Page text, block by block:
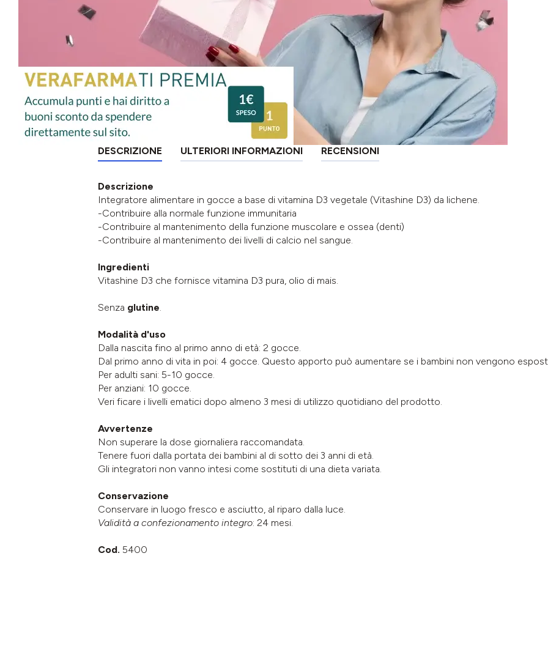
DESCRIZIONE ULTERIORI INFORMAZIONI RECENSIONI
Descrizione
Integratore alimentare in gocce a base di vitamina D3 vegetale (Vitashine D3) da lichene.
-Contribuire alla normale funzione immunitaria
-Contribuire al mantenimento della funzione muscolare e ossea (denti)
-Contribuire al mantenimento dei livelli di calcio nel sangue.
Ingredienti
Vitashine D3 che fornisce vitamina D3 pura, olio di mais.
Senza glutine.
Modalità d'uso
Dalla nascita fino al primo anno di età: 2 gocce.
Dal primo anno di vita in poi: 4 gocce. Questo apporto può aumentare se i bambini non vengono
Per adulti sani: 5-10 gocce.
Per anziani: 10 gocce.
Veri ficare i livelli ematici dopo almeno 3 mesi di utilizzo quotidiano del prodotto.
Avvertenze
Non superare la dose giornaliera raccomandata.
Tenere fuori dalla portata dei bambini al di sotto dei 3 anni di età.
Gli integratori non vanno intesi come sostituti di una dieta variata.
Conservazione
Conservare in luogo fresco e asciutto, al riparo dalla luce.
Validità a confezionamento integro: 24 mesi.
Cod. 5400